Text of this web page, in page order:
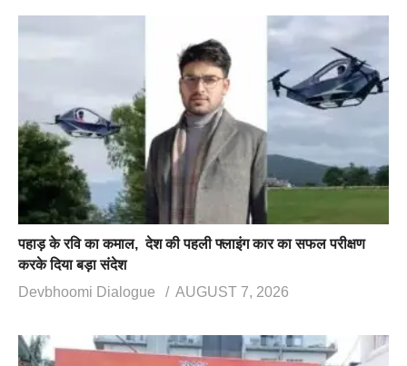
पहाड़ के रवि का कमाल, देश की पहली फ्लाइंग कार का सफल परीक्षण
करके दिया बड़ा संदेश
Devbhoomi Dialogue
AUGUST 7, 2026